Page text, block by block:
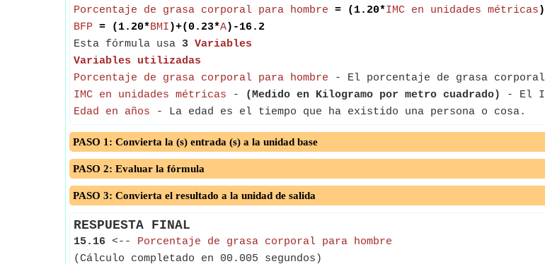
Porcentaje de grasa corporal para hombre = (1.20*IMC en unidades métricas
BFP = (1.20*BMI )+(0.23*A)-16.2
Esta fórmula usa 3 Variables
Variables utilizadas
Porcentaje de grasa corporal para hombre - El porcentaje de grasa
IMC en unidades métricas - (Medido en Kilogramo por metro cuadrado)
- El
Edad en años - La edad es el tiempo que ha existido una persona o cosa.
PASO 1: Convierta la (s) entrada (s) a la unidad base
PASO 2: Evaluar la fórmula
PASO 3: Convierta el resultado a la unidad de salida
RESPUESTA FINAL
15.16 <-- Porcentaje de grasa corporal para hombre
(Cálculo completado en 00.005 segundos)